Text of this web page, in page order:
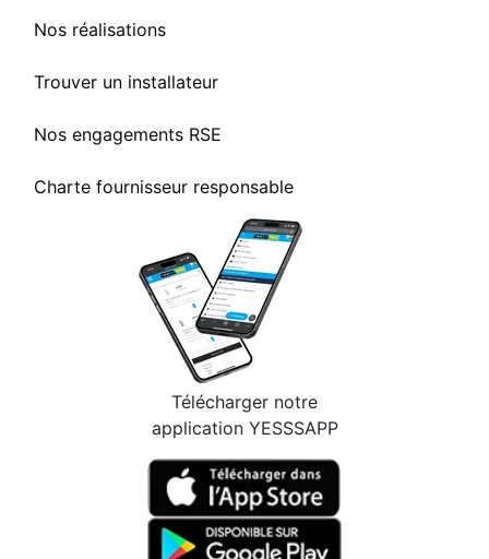
Nos réalisations
Trouver un installateur
Nos engagements RSE
Charte fournisseur responsable
Télécharger notre
application YESSSAPP